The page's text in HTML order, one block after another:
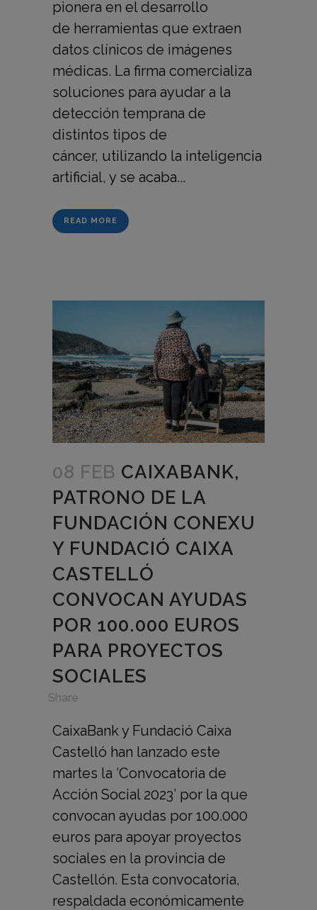
pionera en el desarrollo
de herramientas que extraen
datos clínicos de imágenes
médicas. La firma comercializa
soluciones para ayudar a la
detección temprana de
distintos tipos de
cáncer, utilizando la inteligencia
artificial, y se acaba...
READ MORE
08 FEB CAIXABANK,
PATRONO DE LA
FUNDACIÓN CONEXU
Y FUNDACIÓ CAIXA
CASTELLÓ
CONVOCAN AYUDAS
POR 100.000 EUROS
PARA PROYECTOS
SOCIALES
Share
CaixaBank y Fundació Caixa
Castelló han lanzado este
martes la ‘Convocatoria de
Acción Social 2023’ por la que
convocan ayudas por 100.000
euros para apoyar proyectos
sociales en la provincia de
Castellón. Esta convocatoria,
respaldada económicamente